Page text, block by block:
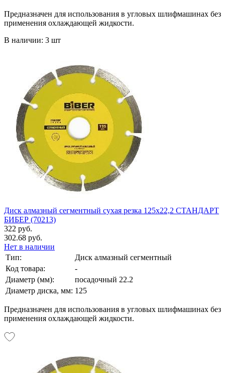
Предназначен для использования в угловых шлифмашинах без
применения охлаждающей жидкости.
В наличии: 3 шт
Диск алмазный сегментный сухая резка 125х22,2 СТАНДАРТ
БИБЕР (70213)
322 руб.
302.68 руб.
Нет в наличии
Тип:
Диск алмазный сегментный
Код товара:
-
Диаметр (мм):
посадочный 22.2
Диаметр диска, мм: 125
Предназначен для использования в угловых шлифмашинах без
применения охлаждающей жидкости.